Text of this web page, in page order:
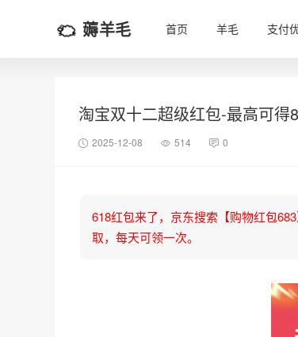
薅羊毛 首页 羊毛 支付
淘宝双十二超级红包-最高可得
2025-12-08 514 0
618红包来了，京东搜索【购物红包
取，每天可领一次。